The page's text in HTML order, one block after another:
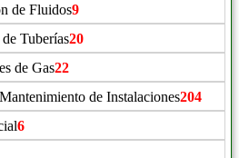
de Fluidos9
Tuberías20
de Gas22
de Instalaciones204
6